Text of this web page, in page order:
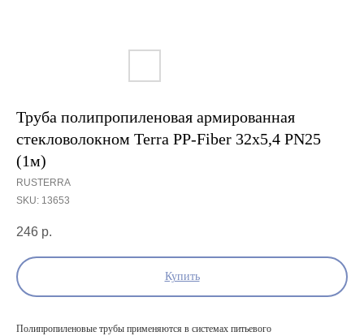
Труба полипропиленовая армированная
стекловолокном Terra PP-Fiber 32х5,4 PN25
(1м)
RUSTERRA
SKU: 13653
246 р.
Купить
Полипропиленовые трубы применяются в системах питьевого